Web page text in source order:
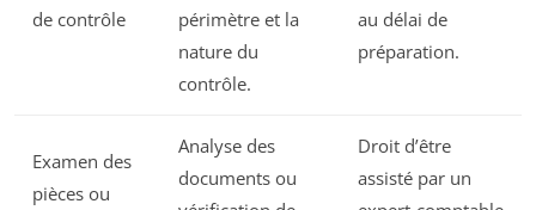
de contrôle
périmètre et la
nature du
contrôle.
au délai de
préparation.
Examen des
pièces ou
Analyse des
documents ou
Droit d’être
assisté par un